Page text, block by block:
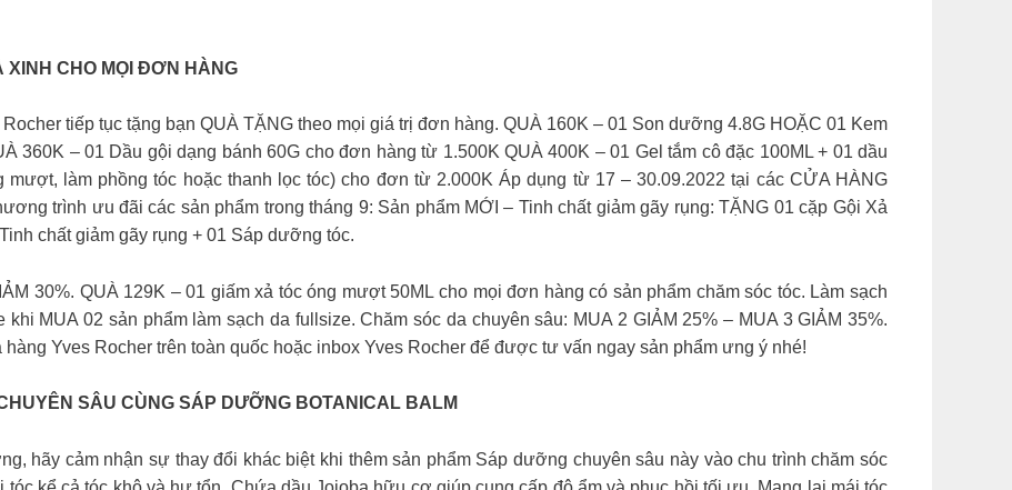
XINH CHO MỌI ĐƠN HÀNG
tiếp tục tặng bạn QUÀ TẶNG theo mọi giá trị đơn hàng. QUÀ 160K – 01 Son dưỡng 4.8G HOẶC 01 Kem
360K – 01 Dầu gội dạng bánh 60G cho đơn hàng từ 1.500K QUÀ 400K – 01 Gel tắm cô đặc 100ML + 01 dầu
mượt, làm phồng tóc hoặc thanh lọc tóc) cho đơn từ 2.000K Áp dụng từ 17 – 30.09.2022 tại các CỬA HÀNG
trình ưu đãi các sản phẩm trong tháng 9: Sản phẩm MỚI – Tinh chất giảm gãy rụng: TẶNG 01 cặp Gội Xả
chất giảm gãy rụng + 01 Sáp dưỡng tóc.
30%. QUÀ 129K – 01 giấm xả tóc óng mượt 50ML cho mọi đơn hàng có sản phẩm chăm sóc tóc. Làm sạch
MUA 02 sản phẩm làm sạch da fullsize. Chăm sóc da chuyên sâu: MUA 2 GIẢM 25% – MUA 3 GIẢM 35%.
Yves Rocher trên toàn quốc hoặc inbox Yves Rocher để được tư vấn ngay sản phẩm ưng ý nhé!
SÂU CÙNG SÁP DƯỠNG BOTANICAL BALM
hãy cảm nhận sự thay đổi khác biệt khi thêm sản phẩm Sáp dưỡng chuyên sâu này vào chu trình chăm sóc